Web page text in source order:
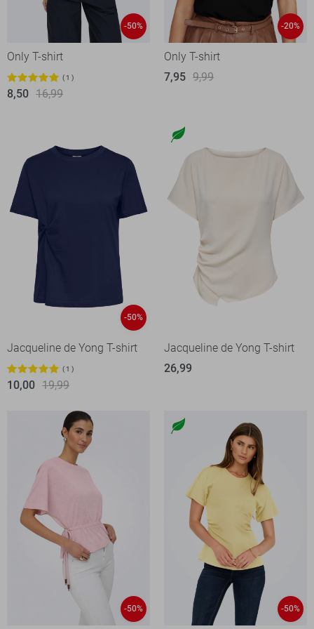
-50%
Only T-shirt
1
8,50 16,99
-20%
Only T-shirt
7,95 9,99
-50%
Jacqueline de Yong T-shirt
1
10,00 19,99
Jacqueline de Yong T-shirt
26,99
-50% -50%